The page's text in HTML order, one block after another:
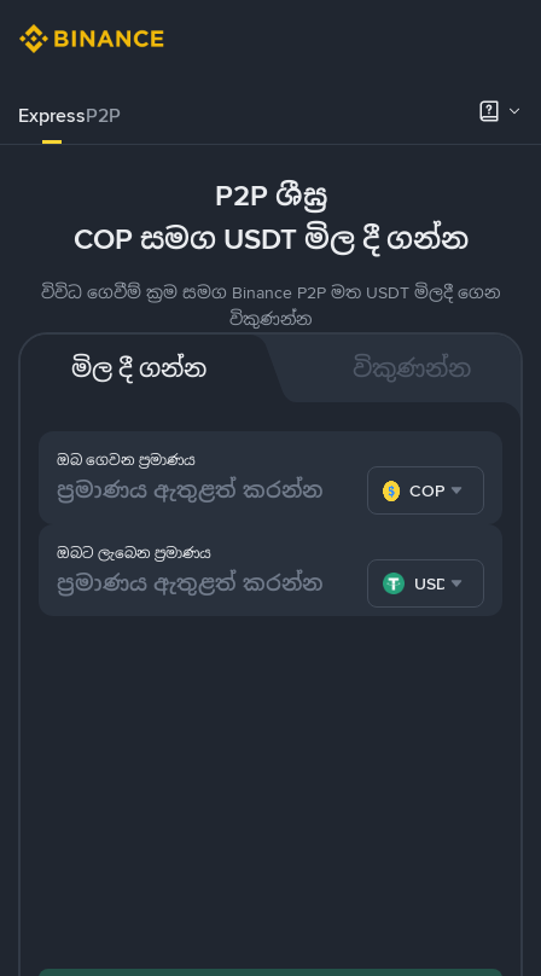
ExpressP2P
P2P ශීඝ්‍ර
COP සමග USDT මිල දී ගන්න
විවිධ ගෙවීම් ක්‍රම සමග Binance P2P මත USDT මිලදී ගෙන
විකුණන්න
මිල දී ගන්න විකුණන්න
ඔබ ගෙවන ප්‍රමාණය
COP
ඔබට ලැබෙන ප්‍රමාණය
USDT